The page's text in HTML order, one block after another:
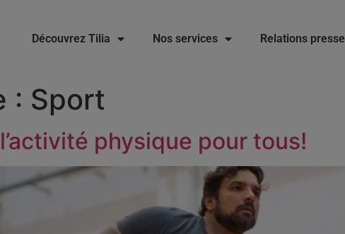
Découvrez Tilia Nos services Relations presse
: Sport
physique pour tous!